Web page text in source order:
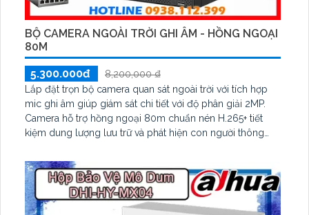
BỘ CAMERA NGOÀI TRỜI GHI ÂM - HỒNG NGOẠI
80M
5.300.000đ
8,200,000 ₫
Lắp đặt trọn bộ camera quan sát ngoài trời với tích hợp
mic ghi âm giúp giám sát chi tiết với độ phân giải 2MP.
Camera hỗ trợ hồng ngoại 80m chuẩn nén H.265+ tiết
kiệm dung lượng lưu trữ và phát hiện con người thông
hoạt động bền bỉ trong mọi điều kiện thời tiết